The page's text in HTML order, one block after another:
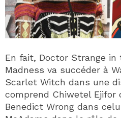
En fait, Doctor Strange
Madness va succéder à
Scarlet Witch dans une
comprend Chiwetel Ejifor
Benedict Wrong dans